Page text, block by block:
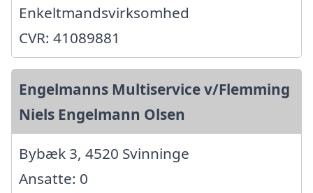
Enkeltmandsvirksomhed
CVR: 41089881
Engelmanns Multiservice v/Flemming
Niels Engelmann Olsen
Bybæk 3, 4520 Svinninge
Ansatte: 0